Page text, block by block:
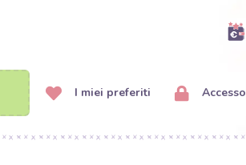
I miei preferiti Accesso